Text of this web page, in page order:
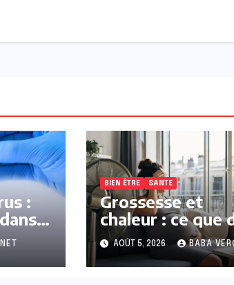
:
BIEN ÊTRE SANTE
Grossesse et
chaleur : ce que
la science
AOÛT 5, 2026 BABA